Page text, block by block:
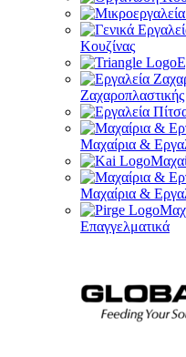
Κουζίνας
Ζαχαροπλαστικής
Μαχαίρια &
Μαχαίρια &
Επαγγελματικά